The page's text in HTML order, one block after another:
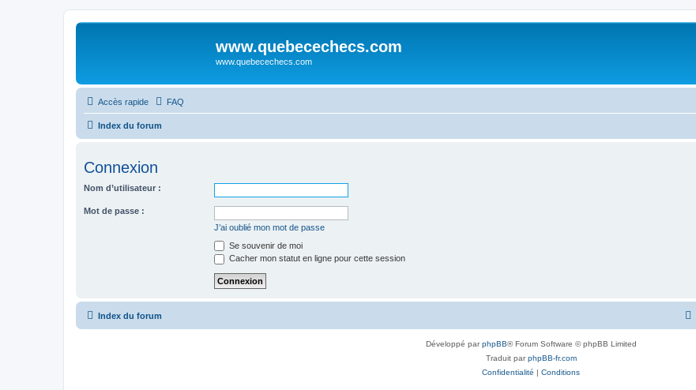
www.quebecechecs.com
www.quebecechecs.com
Accès rapide FAQ
Index du forum
Connexion
Nom d’utilisateur :
Mot de passe :
J’ai oublié mon mot de passe
Se souvenir de moi
Cacher mon statut en ligne pour cette session
Index du forum
Développé parphpBB® Forum Software © phpBB Limited
Traduit parphpBB-fr.com
Confidentialité | Conditions